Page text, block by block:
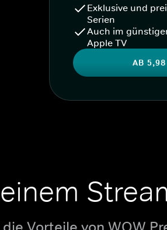
Exklusive und
Serien
Auch im
Apple TV
AB